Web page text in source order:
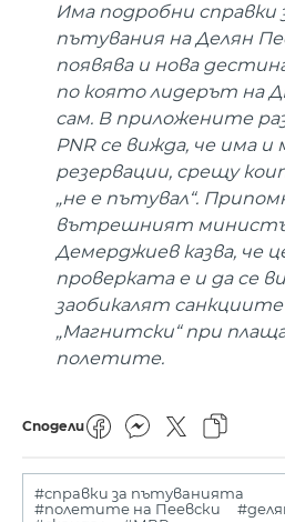
Има подробни справки
пътувания на Делян
появява и нова
по която лидерът на
сам. В приложените
PNR се вижда, че има и
резервации, срещу
„не е пътувал“.
вътрешният
Демерджиев казва, че
проверката е и да се
заобикалят
„Магнитски“ при
полетите.
Сподели
#справки за пътуванията
#полетите на Пеевски